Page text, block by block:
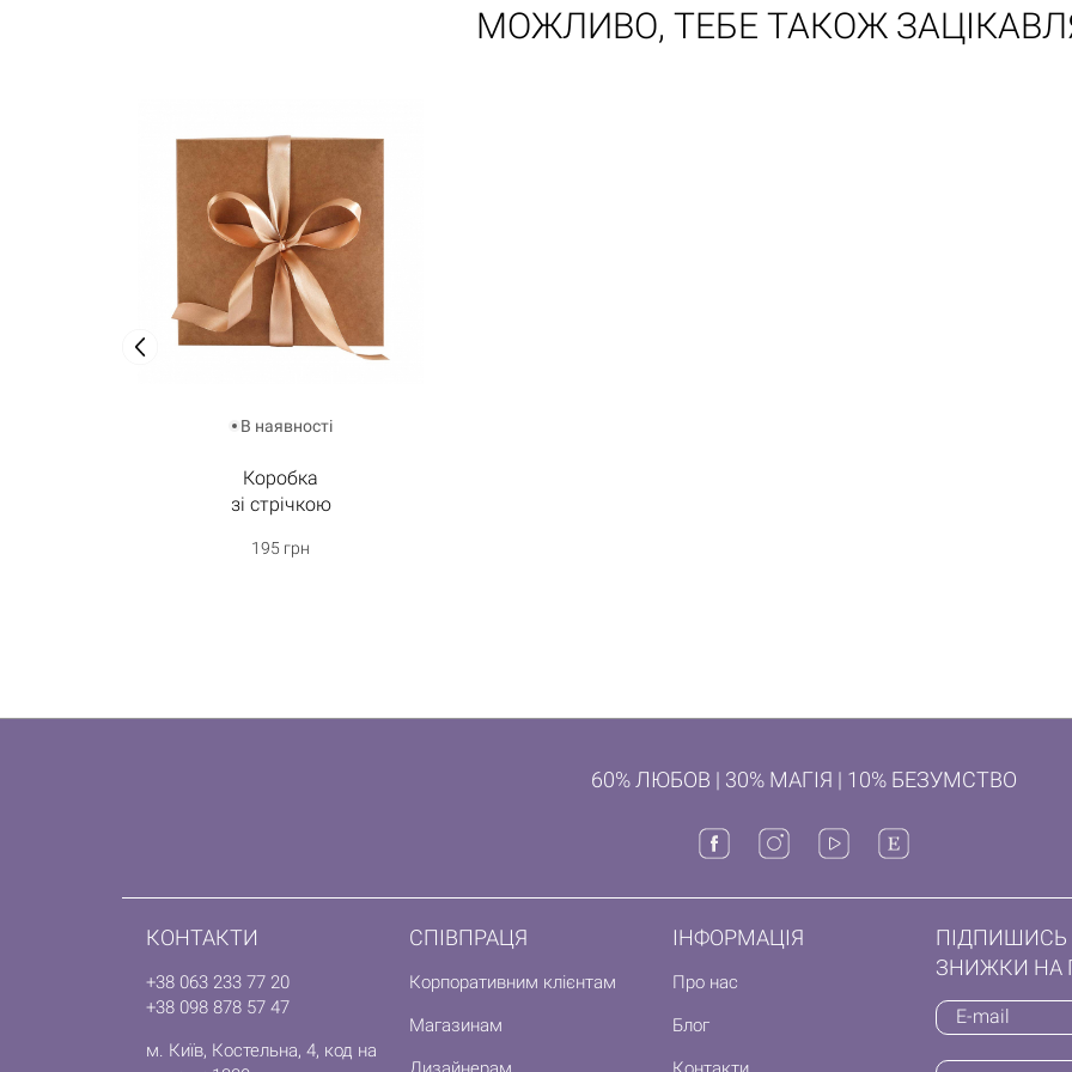
МОЖЛИВО, ТЕБЕ ТАКОЖ
В наявності
Коробка
зі стрічкою
195 грн
60% ЛЮБОВ | 30% МАГІЯ | 10% БЕЗУМСТВО
КОНТАКТИ
+38 063 233 77 20
+38 098 878 57 47
м. Київ, Костельна, 4, код на
СПІВПРАЦЯ
Корпоративним клієнтам
Магазинам
ІНФОРМАЦІЯ
Про нас
Блог
ПІДПИШИСЬ
ЗНИЖКИ НА